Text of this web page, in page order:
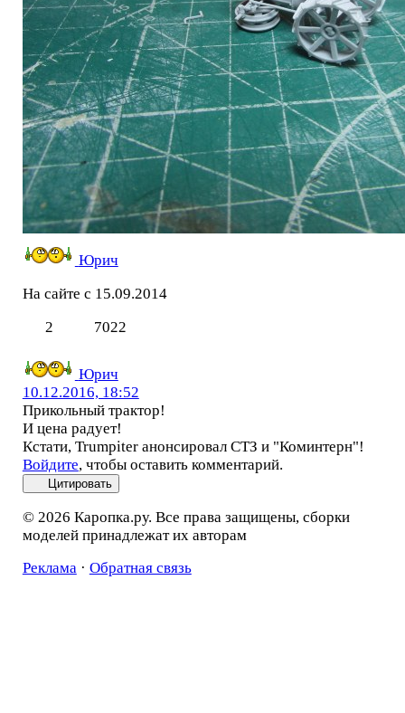
Юрич
На сайте с 15.09.2014
2
7022
Юрич
10.12.2016, 18:52
Прикольный трактор!
И цена радует!
Кстати, Trumpiter анонсировал СТЗ и "Коминтерн"!
Войдите, чтобы оставить комментарий.
Цитировать
© 2026 Каропка.ру. Все права защищены, сборки
моделей принадлежат их авторам
Реклама· Обратная связь